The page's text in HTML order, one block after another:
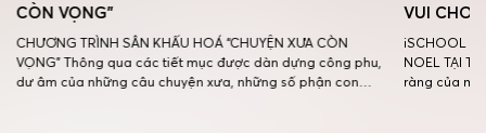
CÒN VỌNG”
CHƯƠNG TRÌNH SÂN KHẤU HOÁ “CHUYỆN XƯA CÒN
VỌNG” Thông qua các tiết mục được dàn dựng công phu,
dư âm của những câu chuyện xưa, những số phận con
VUI CHƠI
iSCHOOL
NOEL TẠI
ràng của